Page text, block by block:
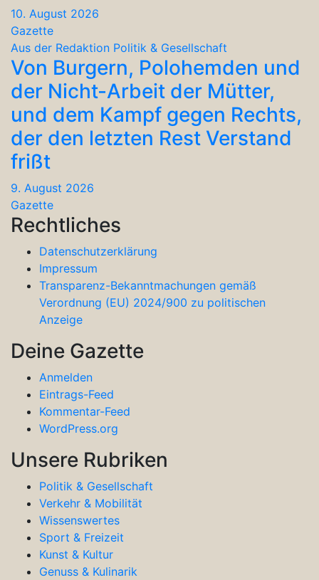
10. August 2026
Gazette
Aus der Redaktion Politik & Gesellschaft
Von Burgern, Polohemden und
der Nicht-Arbeit der Mütter,
und dem Kampf gegen Rechts,
der den letzten Rest Verstand
frißt
9. August 2026
Gazette
Rechtliches
Datenschutzerklärung
Impressum
Transparenz-Bekanntmachungen gemäß
Verordnung (EU) 2024/900 zu politischen
Anzeige
Deine Gazette
Anmelden
Eintrags-Feed
Kommentar-Feed
WordPress.org
Unsere Rubriken
Politik & Gesellschaft
Verkehr & Mobilität
Wissenswertes
Sport & Freizeit
Kunst & Kultur
Genuss & Kulinarik